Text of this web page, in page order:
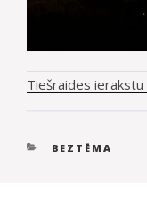
Tiešraides
KATEGORIJAS
BEZTĒMA